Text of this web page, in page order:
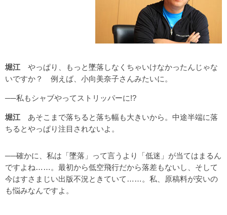
堀江 やっぱり、もっと墜落しなくちゃいけなかったんじゃな
いですか？ 例えば、小向美奈子さんみたいに。
──私もシャブやってストリッパーに!?
堀江 あそこまで落ちると落ち幅も大きいから。中途半端に落
ちるとやっぱり注目されないよ。
──確かに、私は「墜落」って言うより「低迷」が当てはまるん
ですよね……。最初から低空飛行だから落差もないし、そして
今はすさまじい出版不況ときていて……。私、原稿料が安いの
も悩みなんですよ。